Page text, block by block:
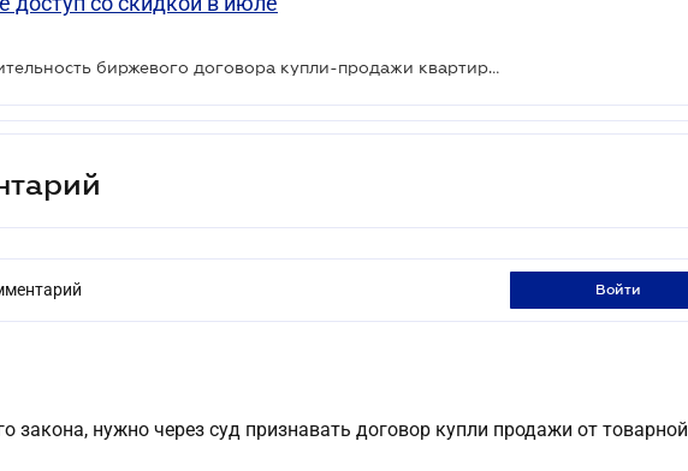
Действительность биржевого договора купли-продажи квартиры нужно признавать через суд
войти
закона, нужно через суд признавать договор купли продажи от товарной